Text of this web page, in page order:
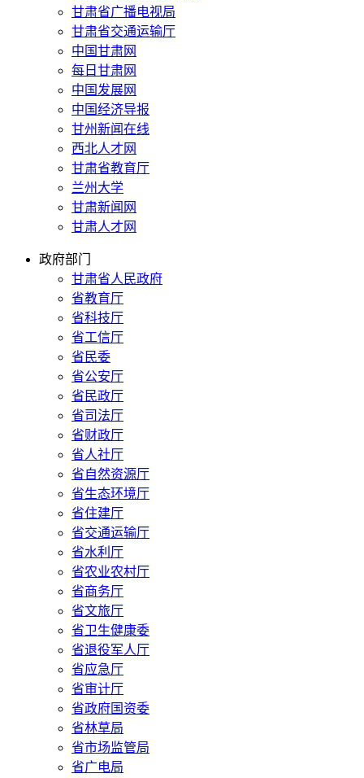
甘肃省广播电视局
甘肃省交通运输厅
中国甘肃网
每日甘肃网
中国发展网
中国经济导报
甘州新闻在线
西北人才网
甘肃省教育厅
兰州大学
甘肃新闻网
甘肃人才网
政府部门
甘肃省人民政府
省教育厅
省科技厅
省工信厅
省民委
省公安厅
省民政厅
省司法厅
省财政厅
省人社厅
省自然资源厅
省生态环境厅
省住建厅
省交通运输厅
省水利厅
省农业农村厅
省商务厅
省文旅厅
省卫生健康委
省退役军人厅
省应急厅
省审计厅
省政府国资委
省林草局
省市场监管局
省广电局